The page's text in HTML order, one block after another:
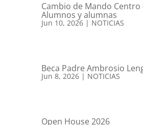
Cambio de Mando Centro
Alumnos y alumnas
Jun 10, 2026| NOTICIAS
Beca Padre Ambrosio
Jun 8, 2026| NOTICIAS
Open House 2026